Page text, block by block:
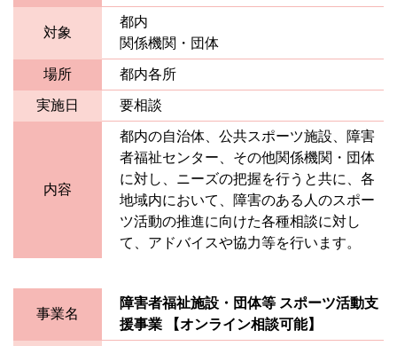
対象
都内
関係機関・団体
場所 都内各所
実施日 要相談
内容
都内の自治体、公共スポーツ施設、障害
者福祉センター、その他関係機関・団体
に対し、ニーズの把握を行うと共に、各
地域内において、障害のある人のスポー
ツ活動の推進に向けた各種相談に対し
て、アドバイスや協力等を行います。
事業名
障害者福祉施設・団体等 スポーツ活動支
援事業 【オンライン相談可能】